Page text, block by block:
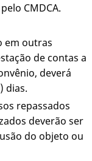
CMDCA.
em outras
de contas a
deverá
dias.
repassados
deverão ser
do objeto ou